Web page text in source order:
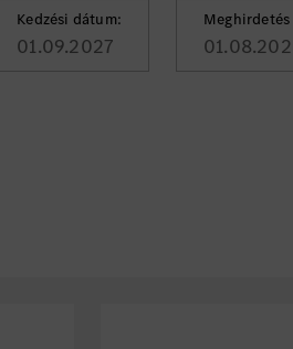
Kedzési dátum:
01.09.2027